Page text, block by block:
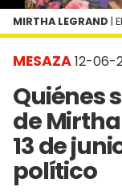
MESAZA12-06-
Quiénes
de
13 de
político
MIRTHA LEGRAND |